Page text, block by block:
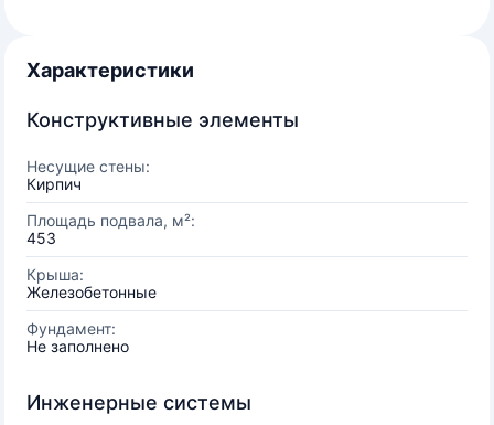
Характеристики
Конструктивные элементы
Несущие стены:
Кирпич
Площадь подвала, м²:
453
Крыша:
Железобетонные
Фундамент:
Не заполнено
Инженерные системы